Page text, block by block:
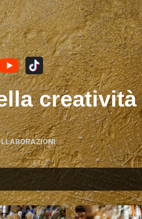
principali
creatività